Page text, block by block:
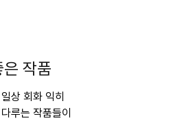
작품
상 회화 익히
루는 작품들이